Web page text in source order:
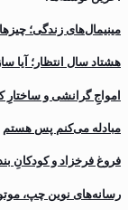
مینیمال‌های زندگی؛
هشتاد سال انتظار؛ آیا
‌امواجِ گرانشی و ساختارِ
مبادله می‌کنم پس هستم
فروغ فرخزاد و کودکانِ
رسانه‌های نوین چپ،